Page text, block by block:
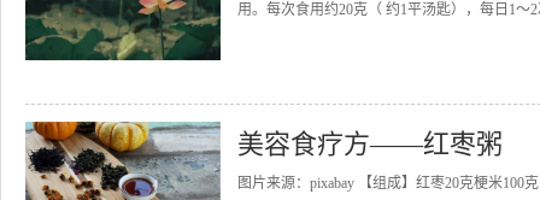
用。每次食用约20克（ 约1平汤匙），每日1
美容食疗方——红枣粥
图片来源：pixabay 【组成】红枣20克梗米